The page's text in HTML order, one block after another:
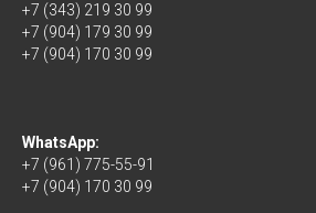
+7 (343) 219 30 99
+7 (904) 179 30 99
+7 (904) 170 30 99
WhatsApp:
+7 (961) 775-55-91
+7 (904) 170 30 99